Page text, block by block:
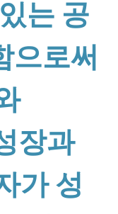
는 공
으로써
장과
가 성